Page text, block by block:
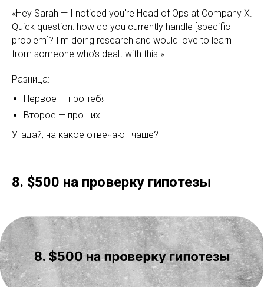
«Hey Sarah — I noticed you're Head of Ops at Company X.
Quick question: how do you currently handle [specific
problem]? I'm doing research and would love to learn
from someone who's dealt with this.»
Разница:
Первое — про тебя
Второе — про них
Угадай, на какое отвечают чаще?
8. $500 на проверку гипотезы